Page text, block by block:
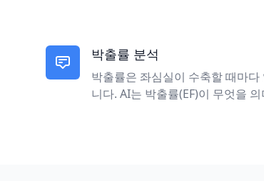
박출률 분석
박출률은 좌심실이 수축할 때마
니다. AI는 박출률(EF)이 무엇을